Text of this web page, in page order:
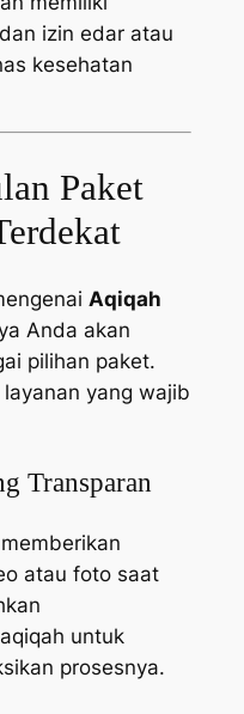
izin edar atau
kesehatan
Paket
Aqiqah
Anda akan
pilihan paket.
yang wajib
Transparan
atau foto saat
untuk
prosesnya.